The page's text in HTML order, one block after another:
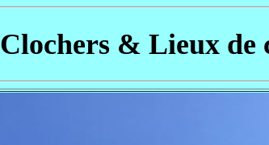
Clochers & Lieux de